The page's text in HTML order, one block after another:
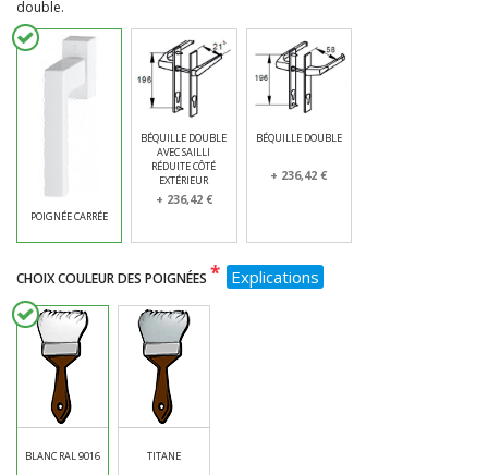
double.
POIGNÉE CARRÉE
BÉQUILLE DOUBLE
AVEC SAILLI
RÉDUITE CÔTÉ
EXTÉRIEUR
+ 236,42 €
BÉQUILLE DOUBLE
+ 236,42 €
CHOIX COULEUR DES POIGNÉES * Explications
BLANC RAL 9016 TITANE